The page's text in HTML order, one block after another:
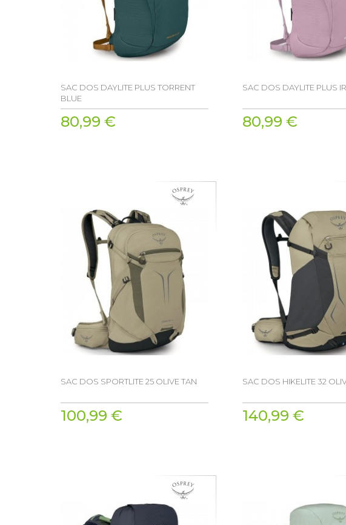
SAC DOS DAYLITE PLUS TORRENT
BLUE
80,99 €
SAC DOS DAYLITE PLUS
80,99 €
SAC DOS SPORTLITE 25 OLIVE TAN
100,99 €
SAC DOS HIKELITE 32
140,99 €